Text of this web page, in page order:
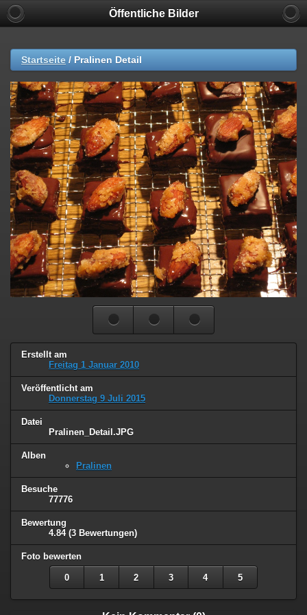
Öffentliche Bilder
Startseite / Pralinen Detail
Erstellt am
Freitag 1 Januar 2010
Veröffentlicht am
Donnerstag 9 Juli 2015
Datei
Pralinen_Detail.JPG
Alben
Pralinen
Besuche
77776
Bewertung
4.84 (3 Bewertungen)
Foto bewerten
0 1 2 3 4 5